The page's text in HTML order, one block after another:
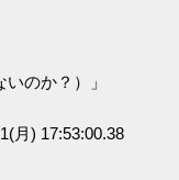
のか？）」
月) 17:53:00.38